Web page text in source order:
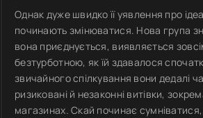
Однак дуже швидко її уявлення про
починають змінюватися. Нова група
вона приєднується, виявляється
безтурботною, як їй здавалося
звичайного спілкування вони дедалі
ризиковані й незаконні витівки,
магазинах. Скай починає